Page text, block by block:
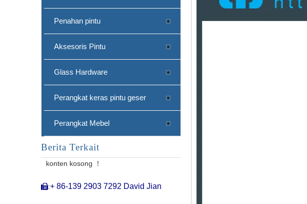
Penahan pintu
Aksesoris Pintu
Glass Hardware
Perangkat keras pintu geser
Perangkat Mebel
Berita Terkait
konten kosong ！
:+ 86-139 2903 7292 David Jian